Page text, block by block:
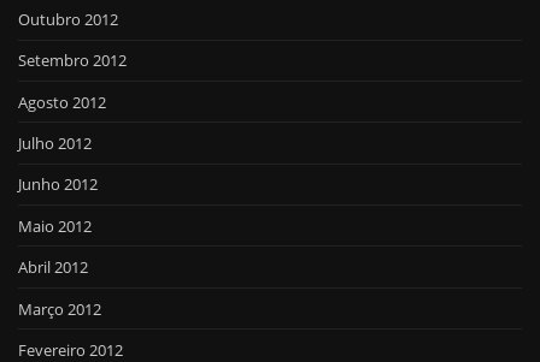
Outubro 2012
Setembro 2012
Agosto 2012
Julho 2012
Junho 2012
Maio 2012
Abril 2012
Março 2012
Fevereiro 2012